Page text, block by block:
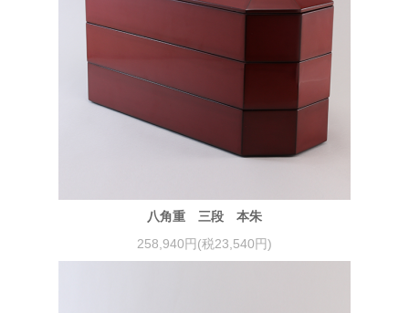
八角重 三段 本朱
258,940円(税23,540円)